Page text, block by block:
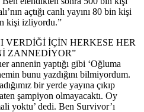
açtığı canlı yayını 80 bin kişi
kişi izliyordu.”
VERDİĞİ İÇİN HERKESE HER
ZANNEDİYOR”
annenin yaptığı gibi ‘Oğluma
bunu yazdığını bilmiyordum.
bir yerde yayına çıkıp
şampiyon olmayacaktı. Oy
yoktu’ dedi. Ben Survivor’ı